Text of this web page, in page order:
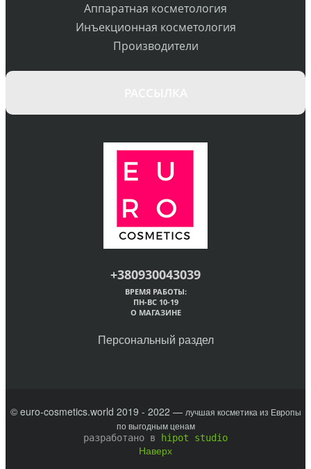
Аппаратная косметология
Инъекционная косметология
Производители
+380930043039
ВРЕМЯ РАБОТЫ:
ПН-ВС 10-19
О МАГАЗИНЕ
Персональный раздел
© euro-cosmetics.world 2019 - 2022 — лучшая косметика из Европы
по выгодным ценам
разработано в
hipot studio
Наверх